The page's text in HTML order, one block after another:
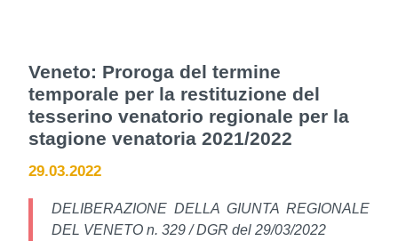
Veneto: Proroga del termine
temporale per la restituzione del
tesserino venatorio regionale per la
stagione venatoria 2021/2022
29.03.2022
DELIBERAZIONE DELLA GIUNTA REGIONALE
DEL VENETO n. 329 / DGR del 29/03/2022